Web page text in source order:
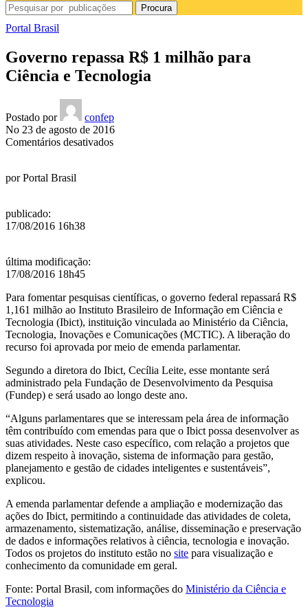
Procura
Portal Brasil
Governo repassa R$ 1 milhão para
Ciência e Tecnologia
Postado por
confep
No 23 de agosto de 2016
Comentários desativadosem
porPortal Brasil
publicado:
17/08/2016 16h38
última modificação:
17/08/2016 18h45
Para fomentar pesquisas científicas, o governo federal repassará R$
1,161 milhão ao Instituto Brasileiro de Informação em Ciência e
Tecnologia (Ibict), instituição vinculada ao Ministério da Ciência,
Tecnologia, Inovações e Comunicações (MCTIC). A liberação do
recurso foi aprovada por meio de emenda parlamentar.
Segundo a diretora do Ibict, Cecília Leite, esse montante será
administrado pela Fundação de Desenvolvimento da Pesquisa
(Fundep) e será usado ao longo deste ano.
“Alguns parlamentares que se interessam pela área de informação
têm contribuído com emendas para que o Ibict possa desenvolver as
suas atividades. Neste caso específico, com relação a projetos que
dizem respeito à inovação, sistema de informação para gestão,
planejamento e gestão de cidades inteligentes e sustentáveis”,
explicou.
A emenda parlamentar defende a ampliação e modernização das
ações do Ibict, permitindo a continuidade das atividades de coleta,
armazenamento, sistematização, análise, disseminação e preservação
de dados e informações relativos à ciência, tecnologia e inovação.
Todos os projetos do instituto estão no site para visualização e
conhecimento da comunidade em geral.
Fonte: Portal Brasil, com informações do Ministério da Ciência e
Tecnologia